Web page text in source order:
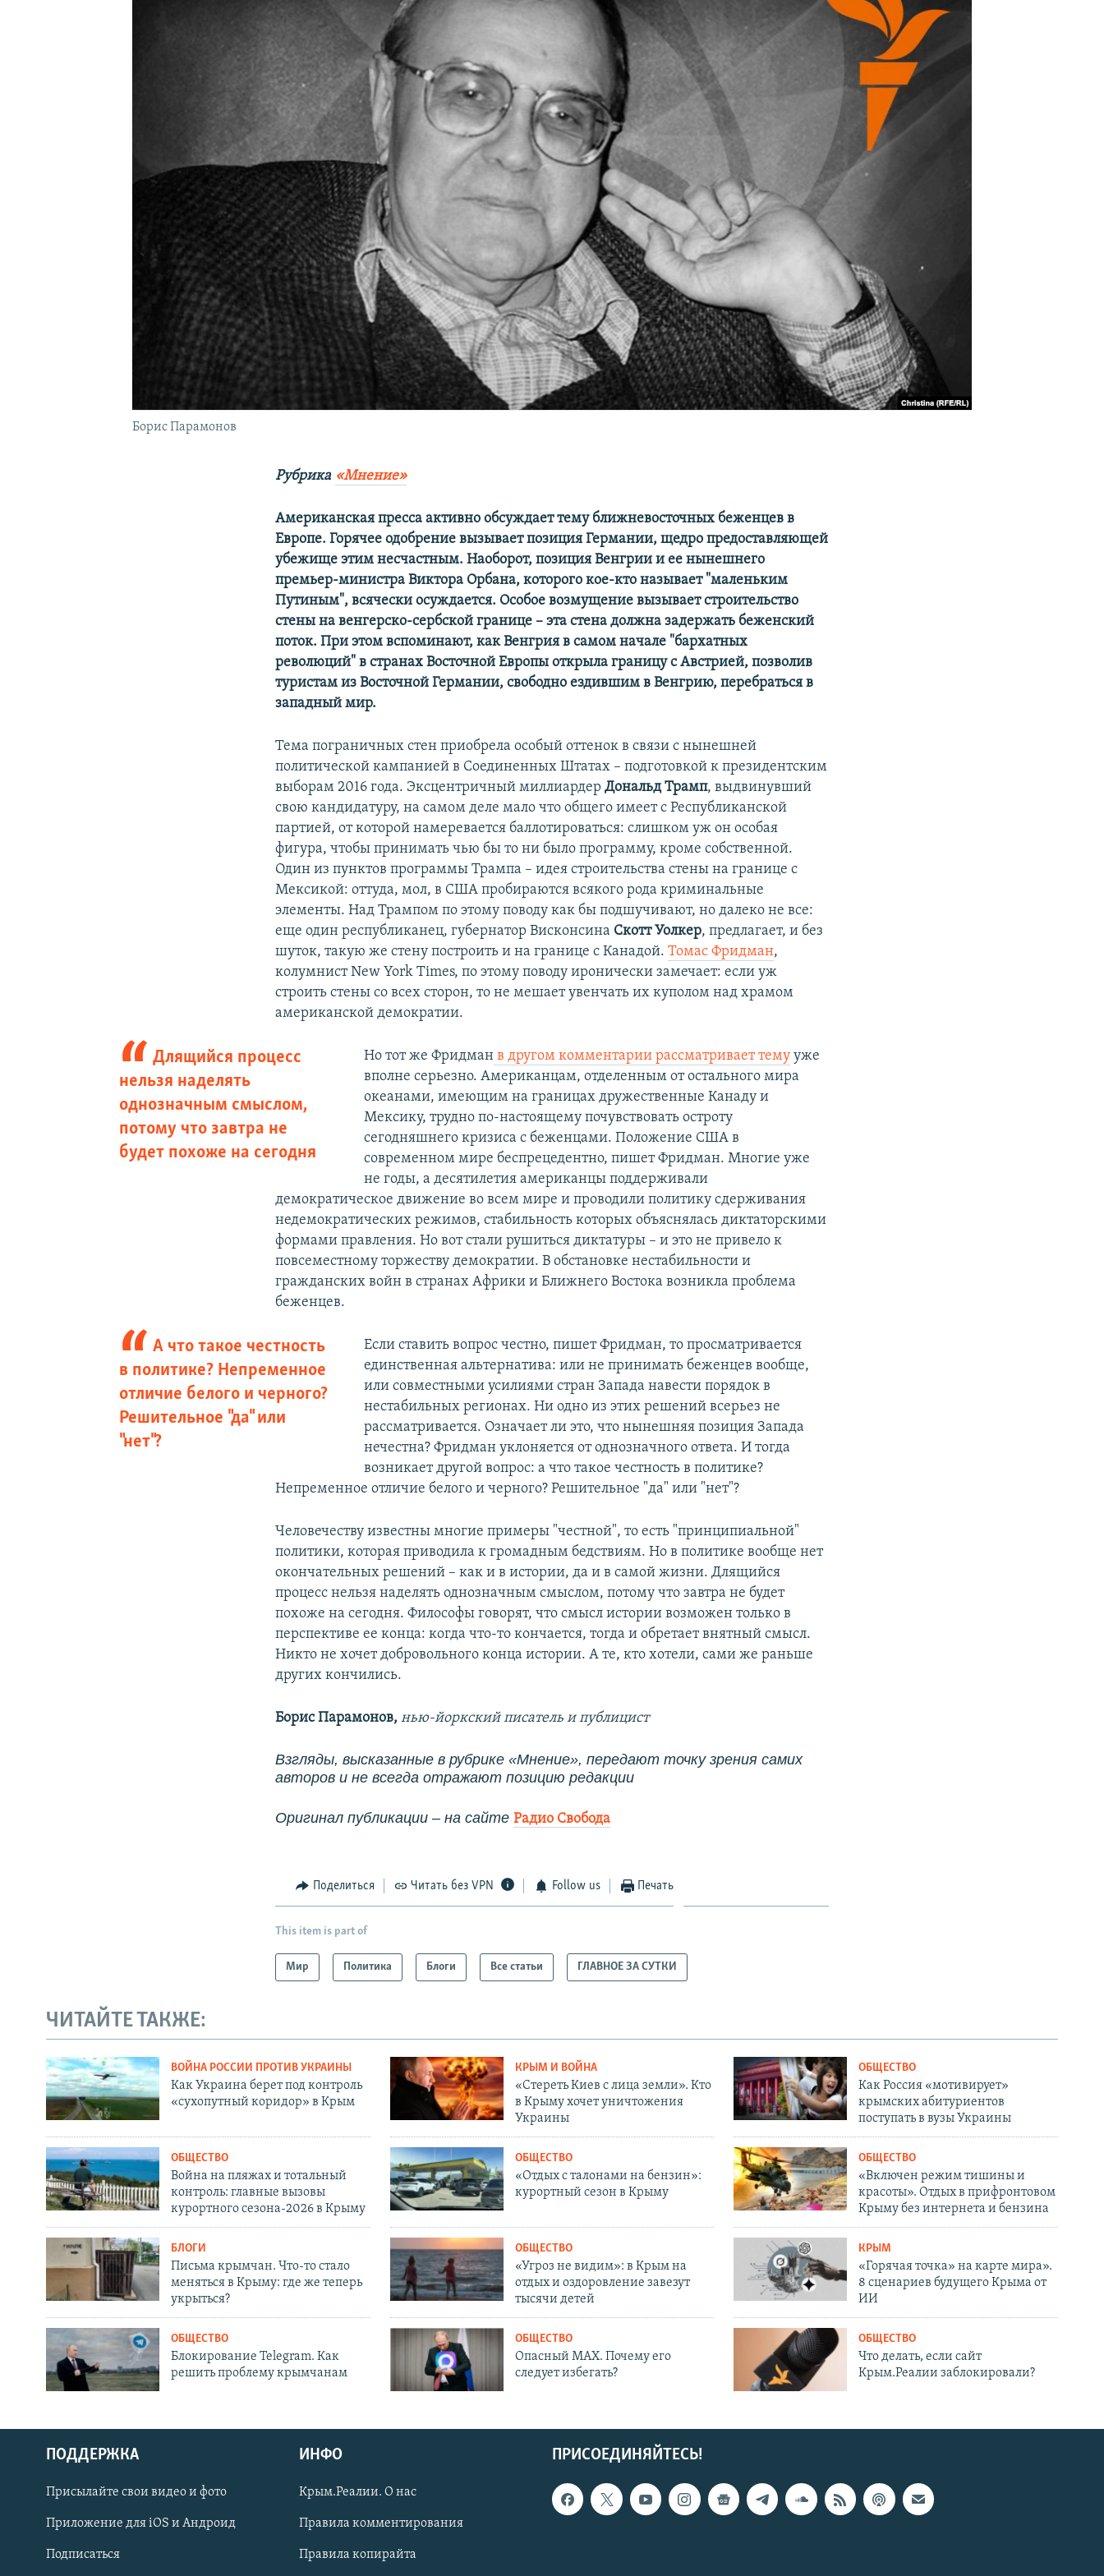
Українською
Qırımtatar
ПРИСОЕДИНЯЙТЕСЬ!
Борис Парамонов
Рубрика «Мнение»
Американская пресса активно обсуждает тему ближневосточных беженцев в
Европе. Горячее одобрение вызывает позиция Германии, щедро предоставляющей
убежище этим несчастным. Наоборот, позиция Венгрии и ее нынешнего
премьер-министра Виктора Орбана, которого кое-кто называет "маленьким
Путиным", всячески осуждается. Особое возмущение вызывает строительство
стены на венгерско-сербской границе – эта стена должна задержать беженский
поток. При этом вспоминают, как Венгрия в самом начале "бархатных
революций" в странах Восточной Европы открыла границу с Австрией, позволив
туристам из Восточной Германии, свободно ездившим в Венгрию, перебраться в
западный мир.
Тема пограничных стен приобрела особый оттенок в связи с нынешней
политической кампанией в Соединенных Штатах – подготовкой к президентским
выборам 2016 года. Эксцентричный миллиардерДональд Трамп, выдвинувший
свою кандидатуру, на самом деле мало что общего имеет с Республиканской
партией, от которой намеревается баллотироваться: слишком уж он особая
фигура, чтобы принимать чью бы то ни было программу, кроме собственной.
Один из пунктов программы Трампа – идея строительства стены на границе с
Мексикой: оттуда, мол, в США пробираются всякого рода криминальные
элементы. Над Трампом по этому поводу как бы подшучивают, но далеко не все:
еще один республиканец, губернатор Висконсина Скотт Уолкер, предлагает, и без
шуток, такую же стену построить и на границе с Канадой.Томас Фридман,
колумнист New York Times, по этому поводу иронически замечает: если уж
строить стены со всех сторон, то не мешает увенчать их куполом над храмом
американской демократии.
Длящийся процесс
нельзя наделять
однозначным смыслом,
потому что завтра не
будет похоже на сегодня
Но тот же Фридманв другом комментарии рассматривает темууже
вполне серьезно. Американцам, отделенным от остального мира
океанами, имеющим на границах дружественные Канаду и
Мексику, трудно по-настоящему почувствовать остроту
сегодняшнего кризиса с беженцами. Положение США в
современном мире беспрецедентно, пишет Фридман. Многие уже
не годы, а десятилетия американцы поддерживали
демократическое движение во всем мире и проводили политику сдерживания
недемократических режимов, стабильность которых объяснялась диктаторскими
формами правления. Но вот стали рушиться диктатуры – и это не привело к
повсеместному торжеству демократии. В обстановке нестабильности и
гражданских войн в странах Африки и Ближнего Востока возникла проблема
беженцев.
А что такое честность
в политике? Непременное
отличие белого и черного?
Решительное "да" или
"нет"?
Если ставить вопрос честно, пишет Фридман, то просматривается
единственная альтернатива: или не принимать беженцев вообще,
или совместными усилиями стран Запада навести порядок в
нестабильных регионах. Ни одно из этих решений всерьез не
рассматривается. Означает ли это, что нынешняя позиция Запада
нечестна? Фридман уклоняется от однозначного ответа. И тогда
возникает другой вопрос: а что такое честность в политике?
Непременное отличие белого и черного? Решительное "да" или "нет"?
Человечеству известны многие примеры "честной", то есть "принципиальной"
политики, которая приводила к громадным бедствиям. Но в политике вообще нет
окончательных решений – как и в истории, да и в самой жизни. Длящийся
процесс нельзя наделять однозначным смыслом, потому что завтра не будет
похоже на сегодня. Философы говорят, что смысл истории возможен только в
перспективе ее конца: когда что-то кончается, тогда и обретает внятный смысл.
Никто не хочет добровольного конца истории. А те, кто хотели, сами же раньше
других кончились.
Борис Парамонов, нью-йоркский писатель и публицист
Взгляды, высказанные в рубрике «Мнение», передают точку зрения самих
авторов и не всегда отражают позицию редакции
Оригинал публикации–​ на сайте Радио Свобода
Поделиться Читать без VPN Follow us Печать
This item is part of
Мир Политика Блоги Все статьи ГЛАВНОЕ ЗА СУТКИ
ЧИТАЙТЕ ТАКЖЕ:
ВОЙНА РОССИИ ПРОТИВ УКРАИНЫ
Как Украина берет под контроль
«сухопутный коридор» в Крым
КРЫМ И ВОЙНА
«Стереть Киев с лица земли». Кто
в Крыму хочет уничтожения
Украины
ОБЩЕСТВО
Как Россия «мотивирует»
крымских абитуриентов
поступать в вузы Украины
ОБЩЕСТВО
Война на пляжах и тотальный
контроль: главные вызовы
курортного сезона-2026 в Крыму
ОБЩЕСТВО
«Отдых с талонами на бензин»:
курортный сезон в Крыму
ОБЩЕСТВО
«Включен режим тишины и
красоты». Отдых в прифронтовом
Крыму без интернета и бензина
БЛОГИ
Письма крымчан. Что-то стало
меняться в Крыму: где же теперь
укрыться?
ОБЩЕСТВО
«Угроз не видим»: в Крым на
отдых и оздоровление завезут
тысячи детей
КРЫМ
«Горячая точка» на карте мира».
8 сценариев будущего Крыма от
ИИ
ОБЩЕСТВО
Блокирование Telegram. Как
решить проблему крымчанам
ОБЩЕСТВО
Опасный MAX. Почему его
следует избегать?
ОБЩЕСТВО
Что делать, если сайт
Крым.Реалии заблокировали?
ПРИСОЕДИНЯЙТЕСЬ!
ПОДДЕРЖКА
Присылайте свои видео и фото
Приложение для iOS и Андроид
Подписаться
ИНФО
Крым.Реалии. О нас
Правила комментирования
Правила копирайта